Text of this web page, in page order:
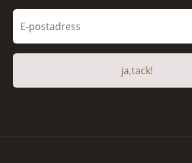
ja,tack!